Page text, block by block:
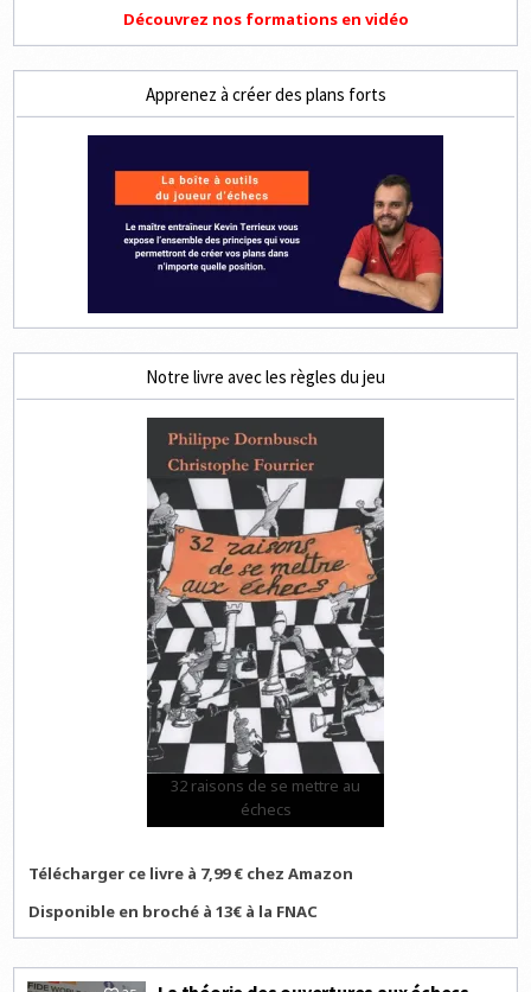
Découvrez nos formations en vidéo
Apprenez à créer des plans forts
Notre livre avec les règles du jeu
32 raisons de se mettre au
échecs
Télécharger ce livre à 7,99 € chez Amazon
Disponible en broché à 13€ à la FNAC